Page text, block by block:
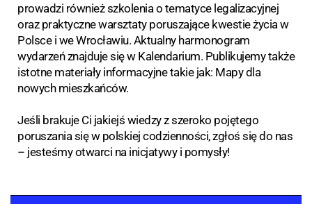
prowadzi również szkolenia o tematyce legalizacyjnej
oraz praktyczne warsztaty poruszające kwestie życia w
Polsce i we Wrocławiu. Aktualny harmonogram
wydarzeń znajduje się w Kalendarium. Publikujemy także
istotne materiały informacyjne takie jak: Mapy dla
nowych mieszkańców.
Jeśli brakuje Ci jakiejś wiedzy z szeroko pojętego
poruszania się w polskiej codzienności, zgłoś się do nas
– jesteśmy otwarci na inicjatywy i pomysły!